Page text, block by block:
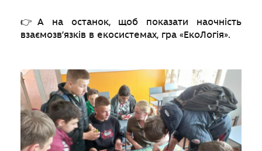
👉А на останок, щоб показати наочність
взаємозв’язків в екосистемах, гра «ЕкоЛогія».